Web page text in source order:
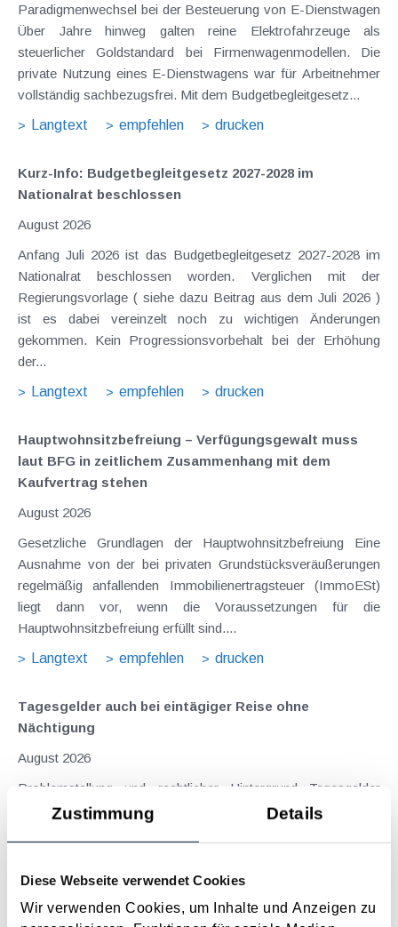
Zustimmung Details
Diese Webseite verwendet Cookies
Wir verwenden Cookies, um Inhalte und Anzeigen zu
Paradigmenwechsel bei der Besteuerung von E-Dienstwagen
Über Jahre hinweg galten reine Elektrofahrzeuge als
steuerlicher Goldstandard bei Firmenwagenmodellen. Die
private Nutzung eines E-Dienstwagens war für Arbeitnehmer
vollständig sachbezugsfrei. Mit dem Budgetbegleitgesetz...
Langtext
empfehlen drucken
Kurz-Info: Budgetbegleitgesetz 2027-2028 im
Nationalrat beschlossen
August 2026
Anfang Juli 2026 ist das Budgetbegleitgesetz 2027-2028 im
Nationalrat beschlossen worden. Verglichen mit der
Regierungsvorlage ( siehe dazu Beitrag aus dem Juli 2026 )
ist es dabei vereinzelt noch zu wichtigen Änderungen
gekommen. Kein Progressionsvorbehalt bei der Erhöhung
der...
Langtext
empfehlen drucken
Hauptwohnsitz​­befreiung – Verfügungsgewalt muss
laut BFG in zeitlichem Zusammenhang mit dem
Kaufvertrag stehen
August 2026
Gesetzliche Grundlagen der Hauptwohnsitzbefreiung Eine
Ausnahme von der bei privaten Grundstücksveräußerungen
regelmäßig anfallenden Immobilienertragsteuer (ImmoESt)
liegt dann vor, wenn die Voraussetzungen für die
Hauptwohnsitzbefreiung erfüllt sind....
Langtext
empfehlen drucken
Tagesgelder auch bei eintägiger Reise ohne
Nächtigung
August 2026
Problemstellung und rechtlicher Hintergrund Tagesgelder
sollen Verpflegungsmehraufwendungen ausgleichen, welche
typischerweise stellt sich das Problem in der...
Langtext
empfehlen drucken